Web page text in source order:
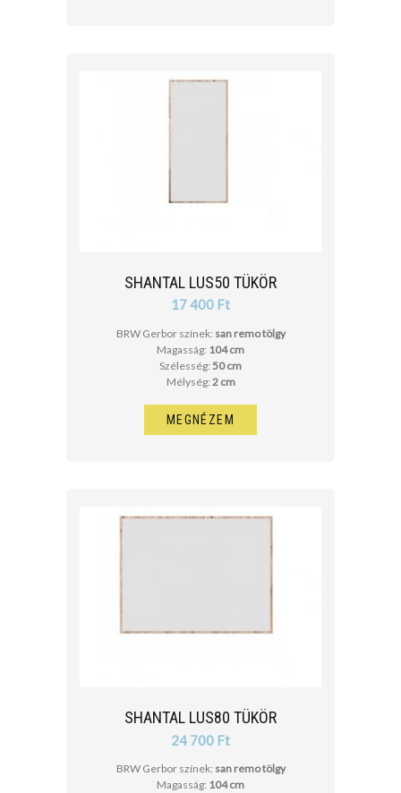
SHANTAL LUS50 TÜKÖR
17 400 Ft
BRW Gerbor színek: san remo tölgy
Magasság: 104 cm
Szélesség: 50 cm
Mélység: 2 cm
MEGNÉZEM
SHANTAL LUS80 TÜKÖR
24 700 Ft
BRW Gerbor színek: san remo tölgy
Magasság: 104 cm